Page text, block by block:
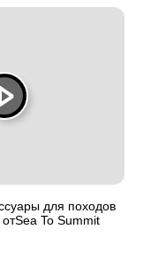
для походов
To Summit